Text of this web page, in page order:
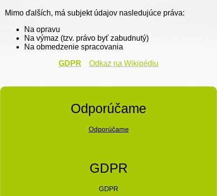
Mimo ďalších, má subjekt údajov nasledujúce práva:
Na opravu
Na výmaz (tzv. právo byť zabudnutý)
Na obmedzenie spracovania
GDPR
Odkaz na Wikipédiu
Odporúčame
Odporúčame
GDPR
GDPR